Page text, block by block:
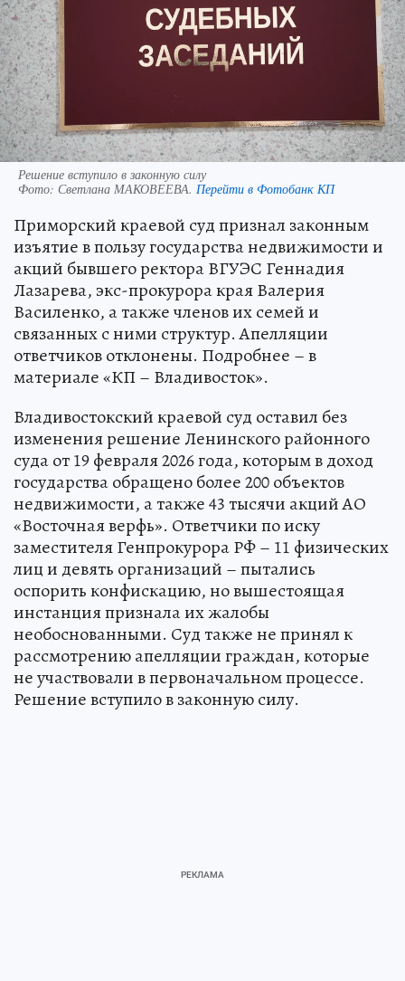
Решение вступило в законную силу
Фото: Светлана МАКОВЕЕВА. Перейти в Фотобанк КП
Приморский краевой суд признал законным
изъятие в пользу государства недвижимости и
акций бывшего ректора ВГУЭС Геннадия
Лазарева, экс-прокурора края Валерия
Василенко, а также членов их семей и
связанных с ними структур. Апелляции
ответчиков отклонены. Подробнее – в
материале «КП – Владивосток».
Владивостокский краевой суд оставил без
изменения решение Ленинского районного
суда от 19 февраля 2026 года, которым в доход
государства обращено более 200 объектов
недвижимости, а также 43 тысячи акций АО
«Восточная верфь». Ответчики по иску
заместителя Генпрокурора РФ – 11 физических
лиц и девять организаций – пытались
оспорить конфискацию, но вышестоящая
инстанция признала их жалобы
необоснованными. Суд также не принял к
рассмотрению апелляции граждан, которые
не участвовали в первоначальном процессе.
Решение вступило в законную силу.